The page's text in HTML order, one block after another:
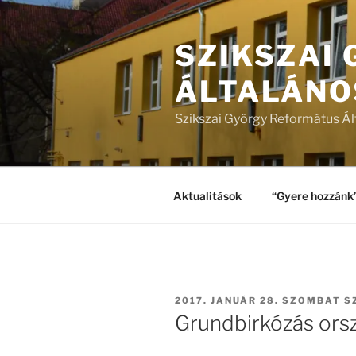
Tartalomhoz
SZIKSZAI
Szikszai György Református
Aktualitások “Gyere
BEKÜLDVE:
2017. JANUÁR 28. SZOMBAT
Grundbirkózás